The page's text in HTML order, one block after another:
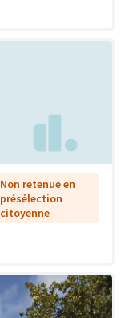
Non retenue en
présélection
citoyenne